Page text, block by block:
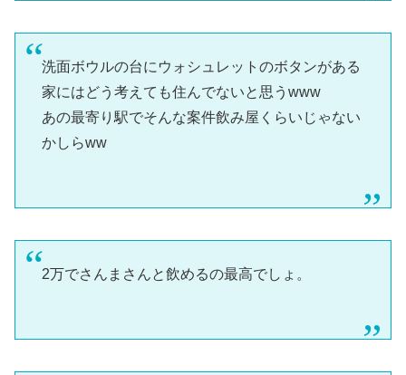
洗面ボウルの台にウォシュレットのボタンがある
家にはどう考えても住んでないと思うwww
あの最寄り駅でそんな案件飲み屋くらいじゃない
かしらww
2万でさんまさんと飲めるの最高でしょ。